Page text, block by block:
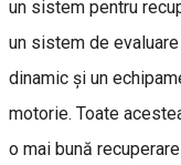
un sistem pentru
un sistem de
dinamic și un
motorie. Toate
o mai bună